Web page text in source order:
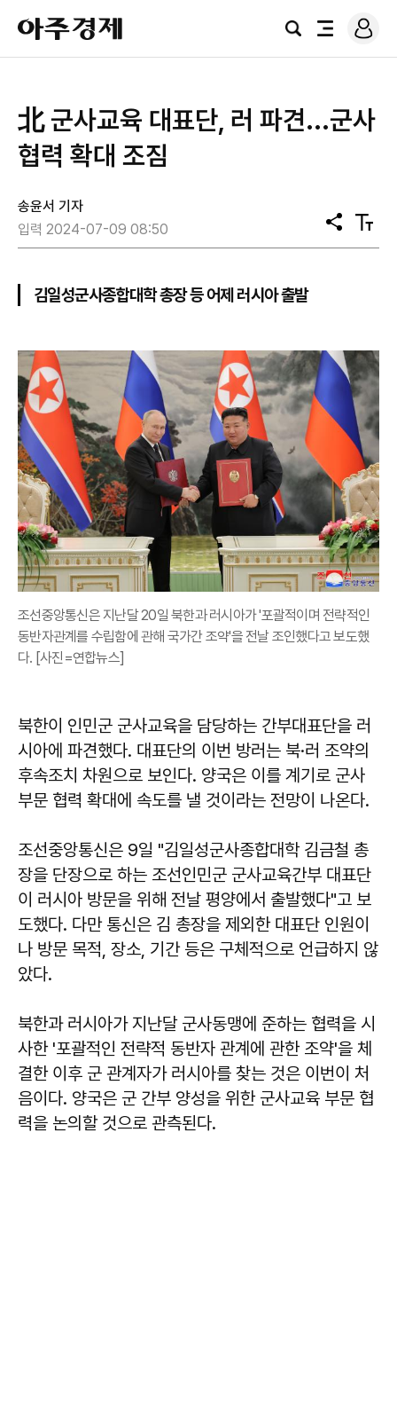
아
주
경
검
전
로
그
北 군사교육 대표단, 러 파견...군사
협력 확대 조짐
송윤서 기자
입력 2024-07-09 08:50
공
유
텍
스
김일성군사종합대학 총장 등 어제 러시아 출발
조선중앙통신은 지난달 20일 북한과 러시아가 '포괄적이며 전략적인
동반자관계를 수립함에 관해 국가간 조약'을 전날 조인했다고 보도했
다. [사진=연합뉴스]
북한이 인민군 군사교육을 담당하는 간부대표단을 러
시아에 파견했다. 대표단의 이번 방러는 북·러 조약의
후속조치 차원으로 보인다. 양국은 이를 계기로 군사
부문 협력 확대에 속도를 낼 것이라는 전망이 나온다.
조선중앙통신은 9일 "김일성군사종합대학 김금철 총
장을 단장으로 하는 조선인민군 군사교육간부 대표단
이 러시아 방문을 위해 전날 평양에서 출발했다"고 보
도했다. 다만 통신은 김 총장을 제외한 대표단 인원이
나 방문 목적, 장소, 기간 등은 구체적으로 언급하지 않
았다.
북한과 러시아가 지난달 군사동맹에 준하는 협력을 시
사한 '포괄적인 전략적 동반자 관계에 관한 조약'을 체
결한 이후 군 관계자가 러시아를 찾는 것은 이번이 처
음이다. 양국은 군 간부 양성을 위한 군사교육 부문 협
력을 논의할 것으로 관측된다.